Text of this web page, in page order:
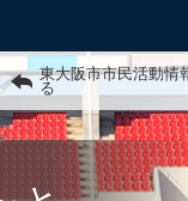
東大阪市市民活動情
る